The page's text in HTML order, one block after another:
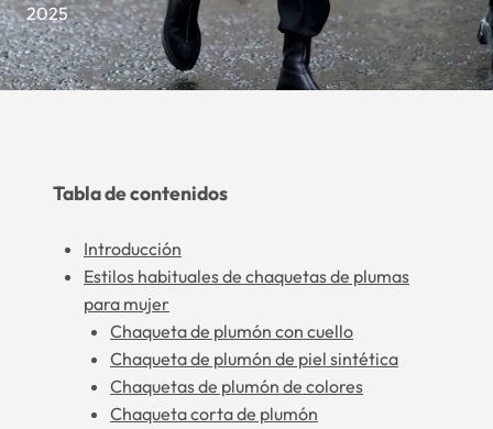
2025
Tabla de contenidos
Introducción
Estilos habituales de chaquetas de plumas
para mujer
Chaqueta de plumón con cuello
Chaqueta de plumón de piel sintética
Chaquetas de plumón de colores
Chaqueta corta de plumón